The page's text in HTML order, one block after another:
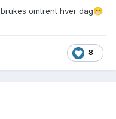
brukes omtrent hver dag😁
8